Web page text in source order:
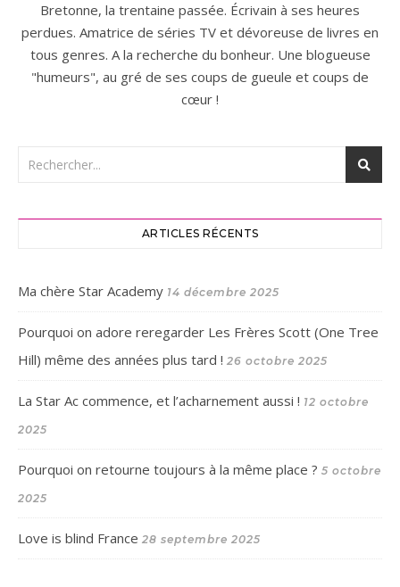
Bretonne, la trentaine passée. Écrivain à ses heures
perdues. Amatrice de séries TV et dévoreuse de livres en
tous genres. A la recherche du bonheur. Une blogueuse
"humeurs", au gré de ses coups de gueule et coups de
cœur !
ARTICLES RÉCENTS
Ma chère Star Academy 14 décembre 2025
Pourquoi on adore reregarder Les Frères Scott (One Tree
Hill) même des années plus tard ! 26 octobre 2025
La Star Ac commence, et l’acharnement aussi ! 12 octobre
2025
Pourquoi on retourne toujours à la même place ? 5 octobre
2025
Love is blind France 28 septembre 2025